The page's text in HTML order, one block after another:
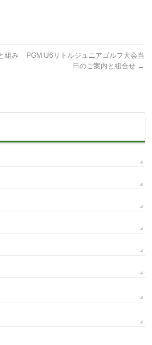
組み
PGM U6リトルジュニアゴルフ大会当
日のご案内と組合せ →